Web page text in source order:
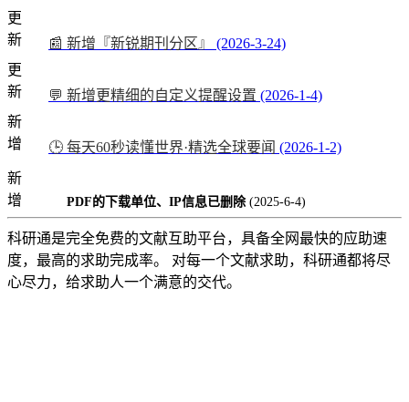
更
新
📰 新增『新锐期刊分区』
(2026-3-24)
更
新
💬 新增更精细的自定义提醒设置 (2026-1-4)
新
增
🕒 每天60秒读懂世界·精选全球要闻 (2026-1-2)
新
增
PDF的下载单位、IP信息已删除 (2025-6-4)
科研通是完全免费的文献互助平台，具备全网最快的应助速
度，最高的求助完成率。 对每一个文献求助，科研通都将尽
心尽力，给求助人一个满意的交代。